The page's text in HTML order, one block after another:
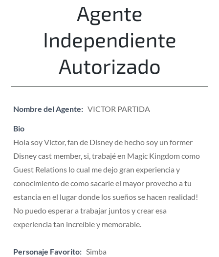
Agente
Independiente
Autorizado
Nombre del Agente: VICTOR PARTIDA
Bio
Hola soy Victor, fan de Disney de hecho soy un former
Disney cast member, si, trabajé en Magic Kingdom como
Guest Relations lo cual me dejo gran experiencia y
conocimiento de como sacarle el mayor provecho a tu
estancia en el lugar donde los sueños se hacen realidad!
No puedo esperar a trabajar juntos y crear esa
experiencia tan increíble y memorable.
Personaje Favorito: Simba